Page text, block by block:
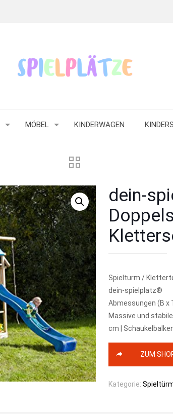
MÖBEL KINDERWAGEN
dein-
Spielturm /
dein-spielplatz®
Abmessungen (B x
Massive und
cm |
ZUM
Kategorie: